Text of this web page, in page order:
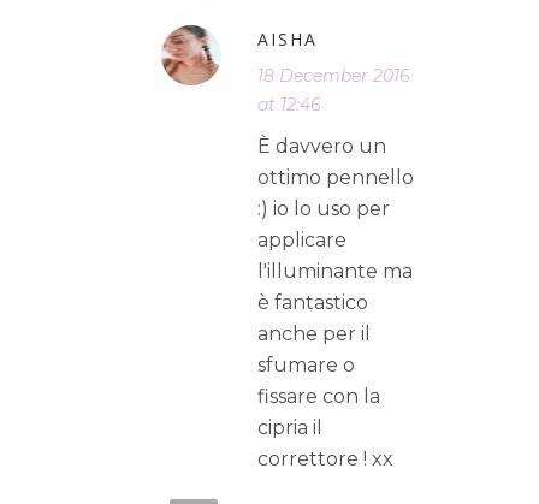
AISHA
18 December 2016
at 12:46
È davvero un
ottimo pennello
:) io lo uso per
applicare
l'illuminante ma
è fantastico
anche per il
sfumare o
fissare con la
cipria il
correttore ! xx